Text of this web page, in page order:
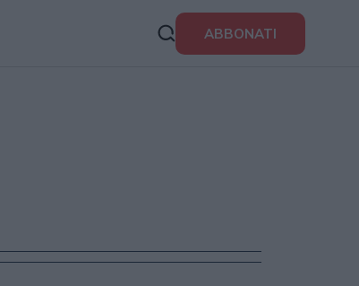
ABBONATI